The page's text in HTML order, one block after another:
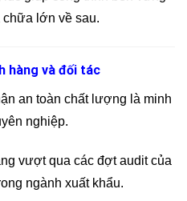
lớn về sau.
hàng và đối tác
an toàn chất lượng là minh
nghiệp.
vượt qua các đợt audit của
ngành xuất khẩu.